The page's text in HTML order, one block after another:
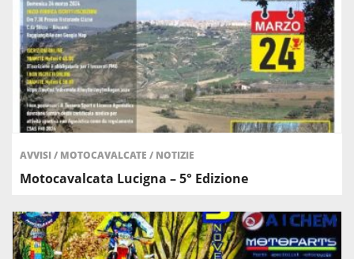
AVVISI/ MOTOCAVALCATE / NOTIZIE
Motocavalcata Lucigna – 5° Edizione